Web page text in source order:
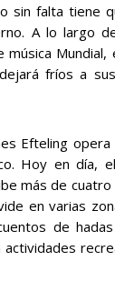
sin falta
A lo largo
fríos a
Efteling
Hoy en día,
más de
en varias
de